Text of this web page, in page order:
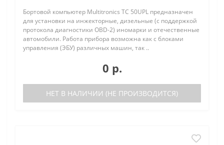
Бортовой компьютер Multitronics TC 50UPL предназначен
для установки на инжекторные, дизельные (с поддержкой
протокола диагностики OBD-2) иномарки и отечественные
автомобили. Работа прибора возможна как с блоками
управления (ЭБУ) различных машин, так ..
0 р.
НЕТ В НАЛИЧИИ (НЕ ПРОИЗВОДИТСЯ)